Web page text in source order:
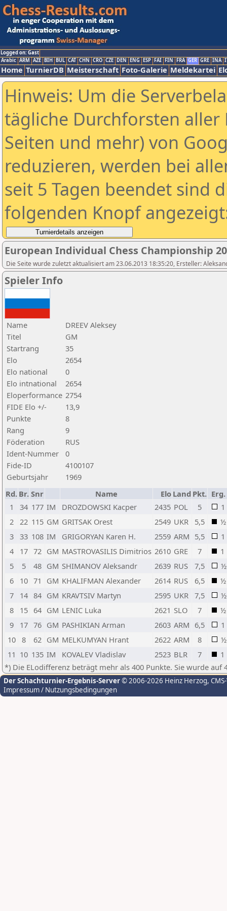
Logged on: Gast
Arabic ARM AZE BIH BUL CAT CHN CRO CZE DEN ENG ESP FAI FIN FRA GER GRE INA
Home TurnierDB Meisterschaft Foto-Galerie Meldekartei
Hinweis: Um die
tägliche Durchforsten aller
Seiten und mehr) von
reduzieren, werden bei
seit 5 Tagen beendet sind
folgenden Knopf
European Individual Chess Championship
Die Seite wurde zuletzt aktualisiert am 23.06.2013 18:35:20, Ersteller:
Spieler Info
Name
DREEV Aleksey
Titel
GM
Startrang
35
Elo
2654
Elo national
0
Elo intnational
2654
Eloperformance 2754
FIDE Elo +/-
13,9
Punkte
8
Rang
9
Föderation
RUS
Ident-Nummer
0
Fide-ID
4100107
Geburtsjahr
1969
Rd. Br. Snr Name Elo Land Pkt. Erg.
1
34 177 IM DROZDOWSKI Kacper 2435 POL 5
1
2
22 115 GM GRITSAK Orest 2549 UKR 5,5
½
3
33 108 IM GRIGORYAN Karen H. 2559 ARM 5,5
1
4
17 72 GM MASTROVASILIS Dimitrios 2610 GRE 7
1
5
5 48 GM SHIMANOV Aleksandr 2639 RUS 7,5
½
6
10 71 GM KHALIFMAN Alexander 2614 RUS 6,5
½
7
14 84 GM KRAVTSIV Martyn 2595 UKR 7,5
½
8
15 64 GM LENIC Luka 2621 SLO 7
½
9
17 76 GM PASHIKIAN Arman 2603 ARM 6,5
1
10
8 62 GM MELKUMYAN Hrant 2622 ARM 8
½
11 10 135 IM KOVALEV Vladislav 2523 BLR 7
1
*) Die ELodifferenz beträgt mehr als 400 Punkte. Sie wurde auf
Der Schachturnier-Ergebnis-Server© 2006-2026 Heinz Herzog,
Impressum / Nutzungsbedingungen